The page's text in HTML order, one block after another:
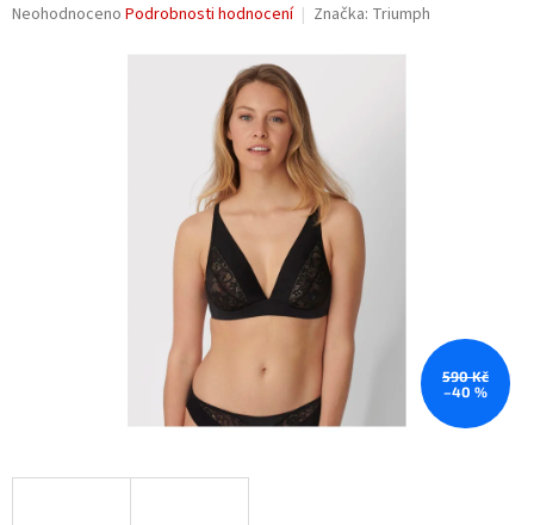
Průměrné
Neohodnoceno Podrobnosti hodnocení Značka: Triumph
590 Kč
–40 %